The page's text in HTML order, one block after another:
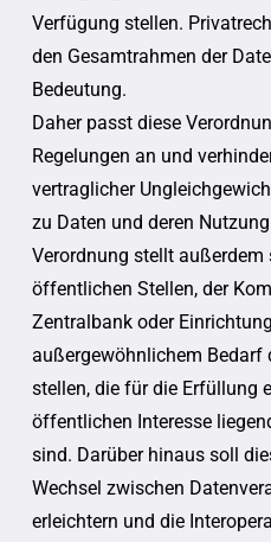
Verfügung stellen.
den Gesamtrahmen der
Bedeutung.
Daher passt diese
Regelungen an und
vertraglicher
zu Daten und deren
Verordnung stellt außerdem
öffentlichen Stellen, der
Zentralbank oder
außergewöhnlichem Bedarf
stellen, die für die Erfüllung
öffentlichen Interesse
sind. Darüber hinaus soll
Wechsel zwischen
erleichtern und die